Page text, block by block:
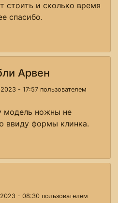
стоить и сколько время
спасибо.
Арвен
- 17:57 пользователем
модель ножны не
ввиду формы клинка.
- 08:30 пользователем